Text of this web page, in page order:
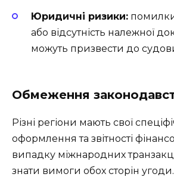
Юридичні ризики:
або відсутність належної
можуть призвести до
Обмеження
Різні регіони мають свої
оформлення та звітності
випадку міжнародних
знати вимоги обох сторін угоди.